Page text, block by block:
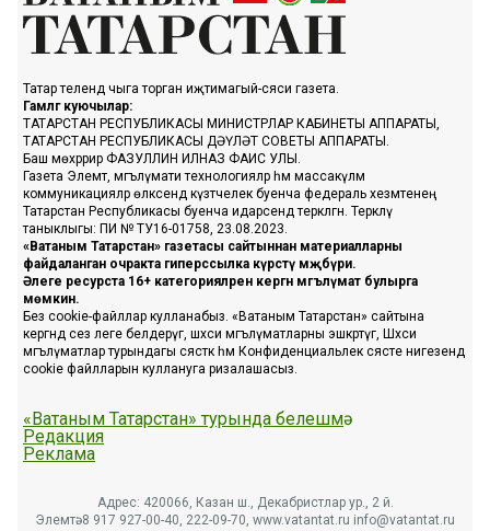
Татар телендә чыга торган иҗтимагый-сәяси газета.
Гамәлгә куючылар:
ТАТАРСТАН РЕСПУБЛИКАСЫ МИНИСТРЛАР КАБИНЕТЫ АППАРАТЫ,
ТАТАРСТАН РЕСПУБЛИКАСЫ ДӘҮЛӘТ СОВЕТЫ АППАРАТЫ.
Баш мөхәррир ФАЗУЛЛИН ИЛНАЗ ФАИС УЛЫ.
Газета Элемтә, мәгълүмати технологияләр һәм массакүләм
коммуникацияләр өлкәсендә күзәтчелек буенча федераль хезмәтенең
Татарстан Республикасы буенча идарәсендә теркәлгән. Теркәлү
таныклыгы: ПИ № ТУ16-01758, 23.08.2023.
«Ватаным Татарстан» газетасы сайтыннан материалларны
файдаланган очракта гиперссылка күрсәтү мәҗбүри.
Әлеге ресурста 16+ категорияләренә кергән мәгълүмат булырга
мөмкин.
Без cookie-файллар кулланабыз. «Ватаным Татарстан» сайтына
кергәндә сез әлеге белдерүгә, шәхси мәгълүматларны эшкәртүгә, Шәхси
мәгълүматлар турындагы сәясәткә һәм Конфиденциальлек сәясәте нигезендә
cookie файлларын куллануга ризалашасыз.
«Ватаным Татарстан» турында белешмә
Редакция
Реклама
Адрес: 420066, Казан ш., Декабристлар ур., 2 й.
Элемтә: 8 917 927-00-40, 222-09-70, www.vatantat.ru info@vatantat.ru